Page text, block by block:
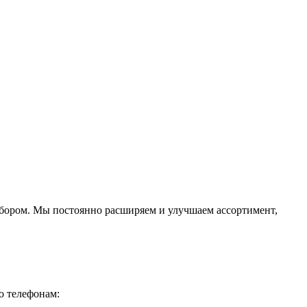
Мы постоянно расширяем и улучшаем ассортимент,
телефонам: